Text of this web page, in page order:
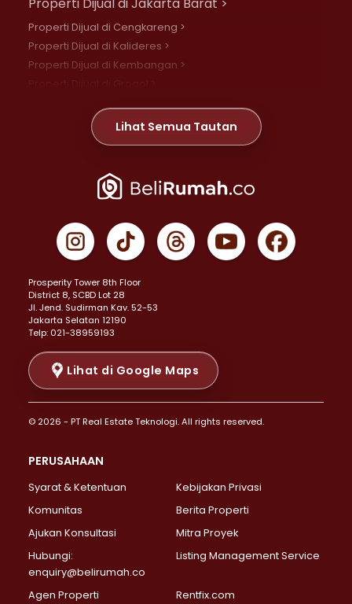
Properti Dijual di Cengkareng >
Properti Dijual di Kalideres >
Properti Dijual di Kembangan >
Properti Dijual di Meruya >
Properti Dijual di Jelambar >
Properti Dijual di Jakarta Pusat >
Properti Dijual di Gambir >
Properti Dijual di Johar Baru >
Properti Dijual di Menteng >
Properti Dijual di Senen >
Properti Dijual di Tanah Abang >
Properti Dijual di Cikini >
Properti Dijual di Kramat >
Properti Dijual di Pasar Baru >
Properti Dijual di Bendungan Hilir >
Properti Dijual di Jakarta Selatan >
Properti Dijual di Lebak Bulus >
Properti Dijual di Gandaria Selatan >
Properti Dijual di Pondok Labu >
Properti Dijual di Lenteng Agung >
Properti Dijual di Senayan >
Properti Dijual di Pondok Pinang >
Lihat Semua Tautan
Prosperity Tower 8th Floor
District 8, SCBD Lot 28
JI. Jend. Sudirman Kav. 52-53
Jakarta Selatan 12190
Telp: 021-38959193
Lihat di Google Maps
© 2026 - PT Real Estate Teknologi. All rights reserved.
PERUSAHAAN
Syarat & Ketentuan
Kebijakan Privasi
Komunitas
Berita Properti
Ajukan Konsultasi
Mitra Proyek
Hubungi:
enquiry@belirumah.co
Listing Management Service
Agen Properti Rentfix.com